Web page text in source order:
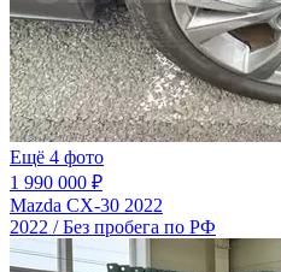
Ещё 4 фото
1 990 000 ₽
Mazda CX-30 2022
2022 / Без пробега по РФ